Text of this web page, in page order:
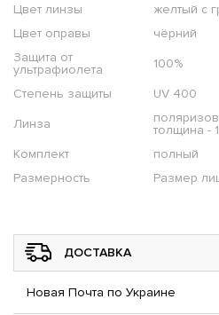
Цвет линзы
желтый с
Цвет оправы
чёрний
Защита от
ультрафиолета
100%
Степень защиты
UV 400
Линза
толщина -
Комплект
полный
Размерность
Размер
ДОСТАВКА
Новая Почта по Украине